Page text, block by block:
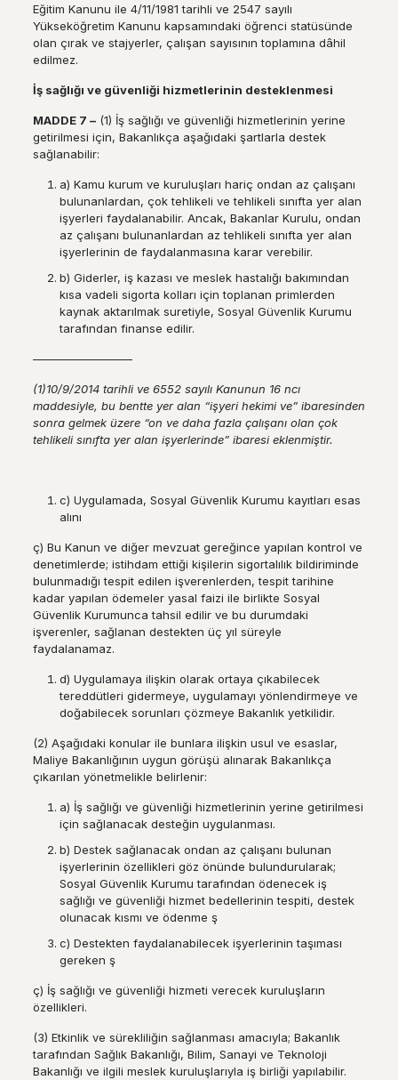
Eğitim Kanunu ile 4/11/1981 tarihli ve 2547 sayılı
Yükseköğretim Kanunu kapsamındaki öğrenci statüsünde
olan çırak ve stajyerler, çalışan sayısının toplamına dâhil
edilmez.
İşsağlığı ve güvenliği hizmetlerinin desteklenmesi
MADDE 7 –(1) İş sağlığı ve güvenliği hizmetlerinin yerine
getirilmesi için, Bakanlıkça aşağıdaki şartlarla destek
sağlanabilir:
a) Kamu kurum ve kuruluşları hariç ondan az çalışanı
bulunanlardan, çok tehlikeli ve tehlikeli sınıfta yer alan
işyerleri faydalanabilir. Ancak, Bakanlar Kurulu, ondan
az çalışanı bulunanlardan az tehlikeli sınıfta yer alan
işyerlerinin de faydalanmasına karar verebilir.
b) Giderler, iş kazası ve meslek hastalığı bakımından
kısa vadeli sigorta kolları için toplanan primlerden
kaynak aktarılmak suretiyle, Sosyal Güvenlik Kurumu
tarafından finanse edilir.
––––––––––––––––
(1)10/9/2014 tarihli ve 6552 sayılı Kanunun 16 ncı
maddesiyle, bu bentte yer alan “işyeri hekimi ve” ibaresinden
sonra gelmek üzere “on ve daha fazla çalışanı olan çok
tehlikeli sınıfta yer alan işyerlerinde” ibaresi eklenmiştir.
c) Uygulamada, Sosyal Güvenlik Kurumu kayıtları esas
alını
ç) Bu Kanun ve diğer mevzuat gereğince yapılan kontrol ve
denetimlerde; istihdam ettiği kişilerin sigortalılık bildiriminde
bulunmadığı tespit edilen işverenlerden, tespit tarihine
kadar yapılan ödemeler yasal faizi ile birlikte Sosyal
Güvenlik Kurumunca tahsil edilir ve bu durumdaki
işverenler, sağlanan destekten üç yıl süreyle
faydalanamaz.
d) Uygulamaya ilişkin olarak ortaya çıkabilecek
tereddütleri gidermeye, uygulamayı yönlendirmeye ve
doğabilecek sorunları çözmeye Bakanlık yetkilidir.
(2) Aşağıdaki konular ile bunlara ilişkin usul ve esaslar,
Maliye Bakanlığının uygun görüşü alınarak Bakanlıkça
çıkarılan yönetmelikle belirlenir:
a) İş sağlığı ve güvenliği hizmetlerinin yerine getirilmesi
için sağlanacak desteğin uygulanması.
b) Destek sağlanacak ondan az çalışanı bulunan
işyerlerinin özellikleri göz önünde bulundurularak;
Sosyal Güvenlik Kurumu tarafından ödenecek iş
sağlığı ve güvenliği hizmet bedellerinin tespiti, destek
olunacak kısmı ve ödenme ş
c) Destekten faydalanabilecek işyerlerinin taşıması
gereken ş
ç) İş sağlığı ve güvenliği hizmeti verecek kuruluşların
özellikleri.
(3) Etkinlik ve sürekliliğin sağlanması amacıyla; Bakanlık
tarafından Sağlık Bakanlığı, Bilim, Sanayi ve Teknoloji
Bakanlığı ve ilgili meslek kuruluşlarıyla iş birliği yapılabilir.